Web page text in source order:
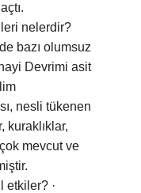
nelerdir?
bazı olumsuz
Devrimi asit
nesli tükenen
kuraklıklar,
mevcut ve
etkiler? ·